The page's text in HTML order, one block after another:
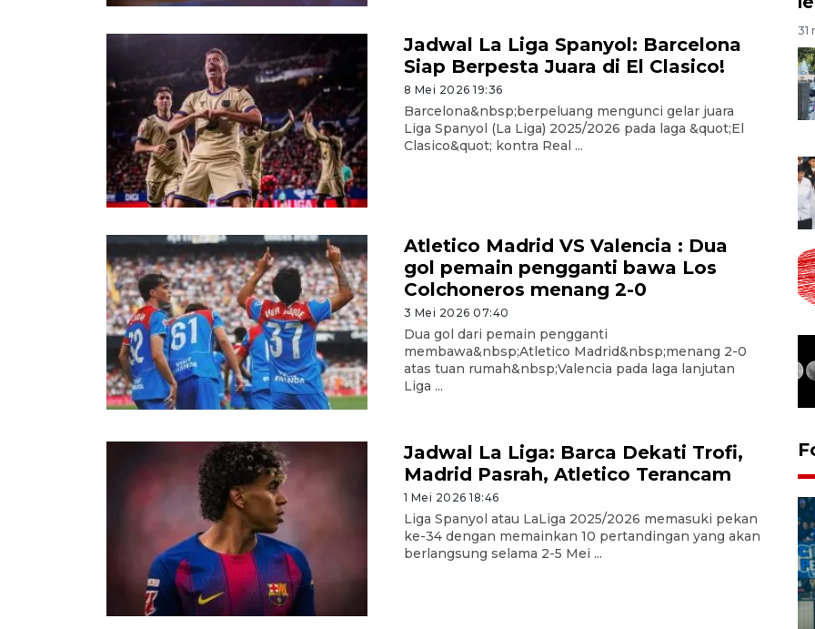
Jadwal La Liga Spanyol: Barcelona
Siap Berpesta Juara di El Clasico!
8 Mei 2026 19:36
Barcelona&nbsp;berpeluang mengunci gelar juara
Liga Spanyol (La Liga) 2025/2026 pada laga &quot;El
Clasico&quot; kontra Real ...
Atletico Madrid VS Valencia : Dua
gol pemain pengganti bawa Los
Colchoneros menang 2-0
3 Mei 2026 07:40
Dua gol dari pemain pengganti
membawa&nbsp;Atletico Madrid&nbsp;menang 2-0
atas tuan rumah&nbsp;Valencia pada laga lanjutan
Liga ...
Jadwal La Liga: Barca Dekati Trofi,
Madrid Pasrah, Atletico Terancam
1 Mei 2026 18:46
Liga Spanyol atau LaLiga 2025/2026 memasuki pekan
ke-34 dengan memainkan 10 pertandingan yang akan
berlangsung selama 2-5 Mei ...
31